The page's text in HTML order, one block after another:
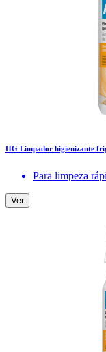
HG Limpador higienizante
Para limpeza
Ver